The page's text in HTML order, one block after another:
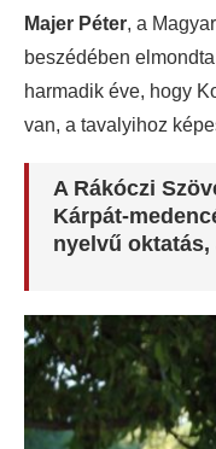
Majer Péter, a
beszédében
harmadik éve, hogy
van, a tavalyihoz
A Rákóczi
Kárpát-
nyelvű oktatás,